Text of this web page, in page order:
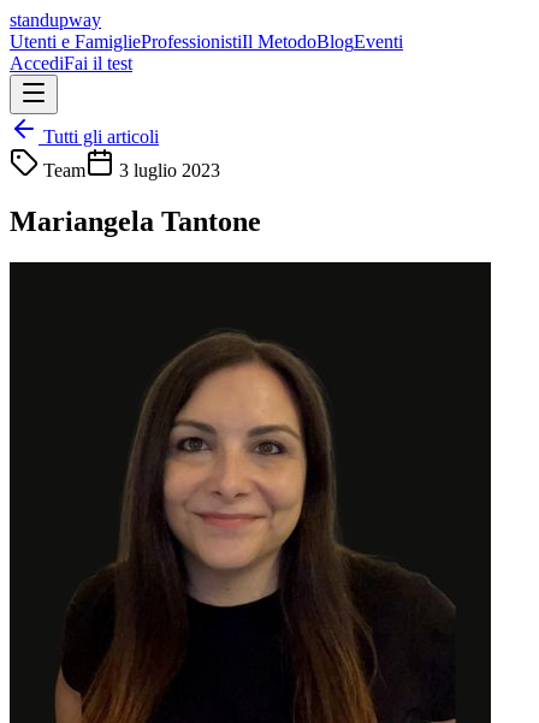
standupway
Utenti e FamiglieProfessionistiIl MetodoBlogEventi
AccediFai il test
Tutti gli articoli
Team
3 luglio 2023
Mariangela Tantone